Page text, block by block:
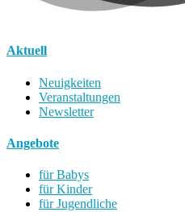
Aktuell
Neuigkeiten
Veranstaltungen
Newsletter
Angebote
für Babys
für Kinder
für Jugendliche